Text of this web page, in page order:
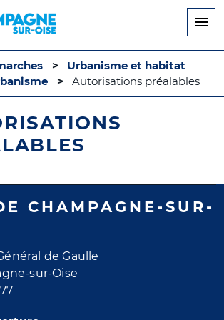
principal
Urbanisme et habitat
Autorisations préalables
CHAMPAGNE-SUR-
de Gaulle
sur-Oise